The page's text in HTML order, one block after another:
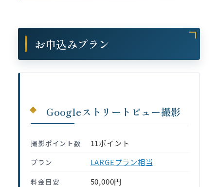
お申込みプラン
Googleストリートビュー撮影
撮影ポイント数 11ポイント
プラン LARGEプラン相当
料金目安 50,000円